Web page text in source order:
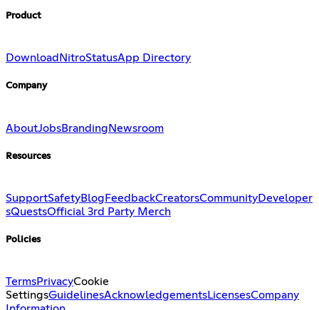
Product
Download NitroStatusApp Directory
Company
AboutJobsBrandingNewsroom
Resources
SupportSafetyBlog FeedbackCreatorsCommunityDeveloper
sQuestsOfficial 3rd Party Merch
Policies
TermsPrivacyCookie
SettingsGuidelinesAcknowledgementsLicensesCompany